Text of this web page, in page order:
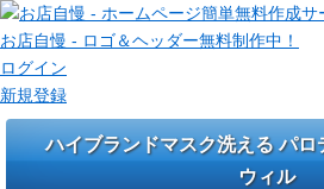
お店自慢 - ロゴ＆ヘッダー無料制作中！
ログイン
新規登録
ハイブランドマスク洗える パ
ウィル